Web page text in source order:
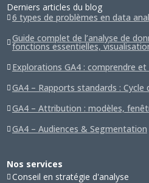
Derniers articles du blog
6 types de problèmes en data
Guide complet de l’analyse de
fonctions essentielles,
Explorations GA4 : comprendre et
GA4 – Rapports standards :
GA4 – Attribution : modèles,
GA4 – Audiences & Segmentation
Nos services
Conseil en stratégie d'analyse